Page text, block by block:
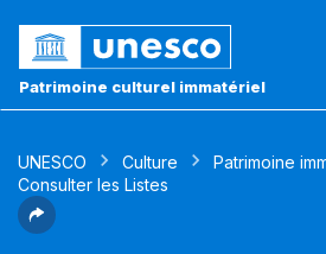
Patrimoine culturel immatériel
UNESCO Culture Patrimoine
Consulter les Listes